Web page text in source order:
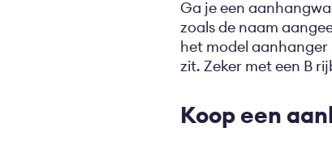
Ga je een
zoals de naam
het model
zit. Zeker met een B
Koop een